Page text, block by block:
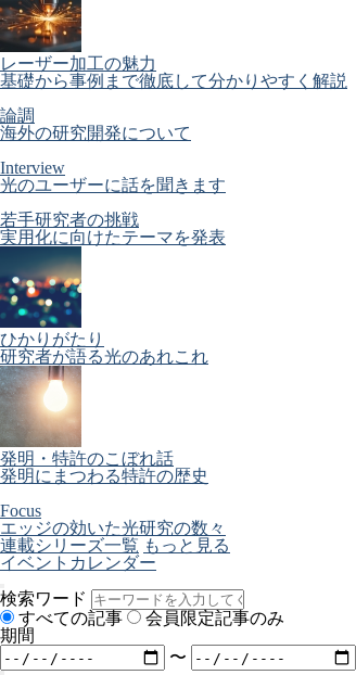
レーザー加工の魅力
基礎から事例まで徹底して分かりやすく解説
論調
海外の研究開発について
Interview
光のユーザーに話を聞きます
若手研究者の挑戦
実用化に向けたテーマを発表
ひかりがたり
研究者が語る光のあれこれ
発明・特許のこぼれ話
発明にまつわる特許の歴史
Focus
エッジの効いた光研究の数々
連載シリーズ一覧 もっと見る
イベントカレンダー
検索ワード
すべての記事
会員限定記事のみ
期間
〜